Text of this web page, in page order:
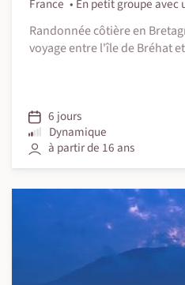
France En petit groupe avec
Randonnée côtière en
voyage entre l'île de Bréhat
6 jours
Dynamique
à partir de 16 ans